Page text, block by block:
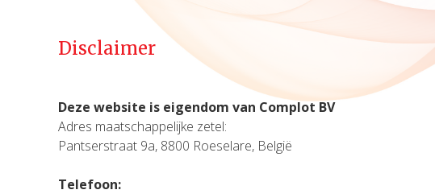
Disclaimer
Deze website is eigendom van Complot BV
Adres maatschappelijke zetel:
Pantserstraat 9a, 8800 Roeselare, België
Telefoon: